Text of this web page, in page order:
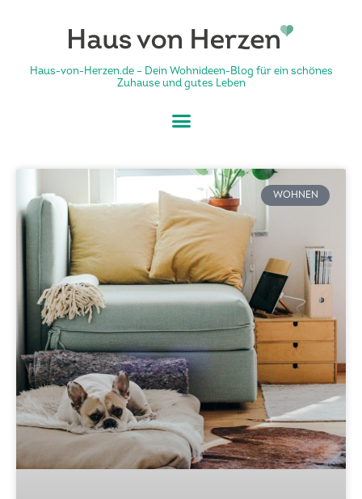
Haus-von-Herzen.de – Dein Wohnideen-Blog für ein schönes
Zuhause und gutes Leben
WOHNEN